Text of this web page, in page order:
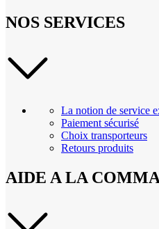
NOS SERVICES
La notion de service
Paiement sécurisé
Choix transporteurs
Retours produits
AIDE A LA